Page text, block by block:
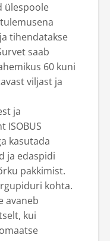
ülespoole
tihendatakse
saab
60 kuni
viljast ja
ja
ISOBUS
kasutada
ja edaspidi
pakkimist.
kohta.
avaneb
kui